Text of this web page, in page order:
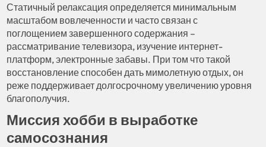
Статичный релаксация определяется минимальным
масштабом вовлеченности и часто связан с
поглощением завершенного содержания –
рассматривание телевизора, изучение интернет-
платформ, электронные забавы. При том что такой
восстановление способен дать мимолетную отдых, он
реже поддерживает долгосрочному увеличению уровня
благополучия.
Миссия хобби в выработке
самосознания